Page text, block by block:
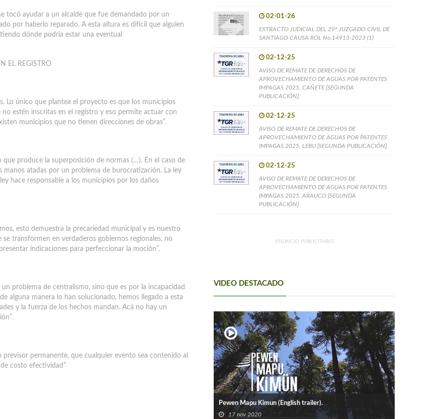
tocó ayudar a un alcalde que fue demandado por un
por haberlo reparado. A esta altura es difícil que alguien
dónde podría estar una eventual
EL REGISTRO
Lo único que plantea el proyecto es que los municipios
estén inscritas en el registro y eso permite actuar con
municipios que no tienen direcciones de obras”.
produce la superposición de normas (…). En el caso de
manos atadas por un problema de burocratización. La ley
hace responsable a los municipios por los daños
esto demuestra la precariedad municipal y es nuestro
transformen en verdaderos gobiernos regionales, no
indicaciones para perfeccionar la moción”.
problema de centralismo, sino que es por la incapacidad
alguna manera lo han solucionado, hemos llegado a esta
y la fuerza de los hechos mandan. Acá no hay un
permanente, que cualquier evento sea contenido al
costo efectividad”
02-01-26
EXTRACTO JUDICIAL DEL 29° JUZGADO CIVIL DE
SANTIAGO CAUSA ROL No.14913-2023 (1)
02-12-25
AVISO DE REMATE DE DERECHOS DE
APROVECHAMIENTO DE AGUAS POR PATENTES
IMPAGAS 2025, CAÑETE [SEGUNDA
PUBLICACIÓN]
02-12-25
AVISO DE REMATE DE DERECHOS DE
APROVECHAMIENTO DE AGUAS POR PATENTES
IMPAGAS 2025, LEBU [SEGUNDA PUBLICACIÓN]
02-12-25
AVISO DE REMATE DE DERECHOS DE
APROVECHAMIENTO DE AGUAS POR PATENTES
IMPAGAS 2025, ARAUCO [SEGUNDA
PUBLICACIÓN]
ANUNCIO PUBLICITARIO
VIDEO DESTACADO
Pewen Mapu Kimun (English trailer).
17 nov 2020